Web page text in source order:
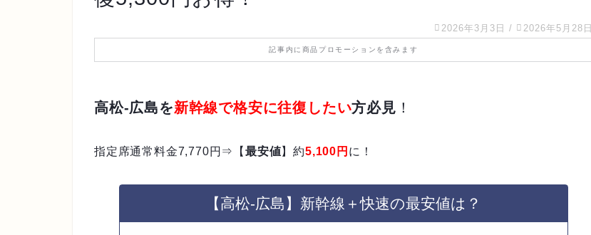
2026年3月3日 / 2026年5月28日
記事内に商品プロモーションを含みます
高松-広島を新幹線で格安に往復したい方必見 ！
指定席通常料金7,770円⇒【 最安値】約5,100 円 に！
【高松-広島】新幹線＋快速の最安値は？